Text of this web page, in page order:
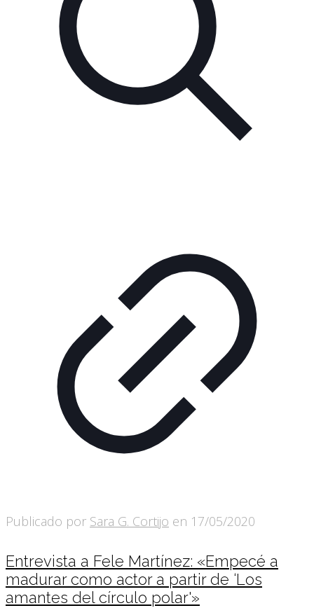
Publicado por Sara G. Cortijo en 17/05/2020
Entrevista a Fele Martínez: «Empecé a
madurar como actor a partir de ‘Los
amantes del círculo polar'»